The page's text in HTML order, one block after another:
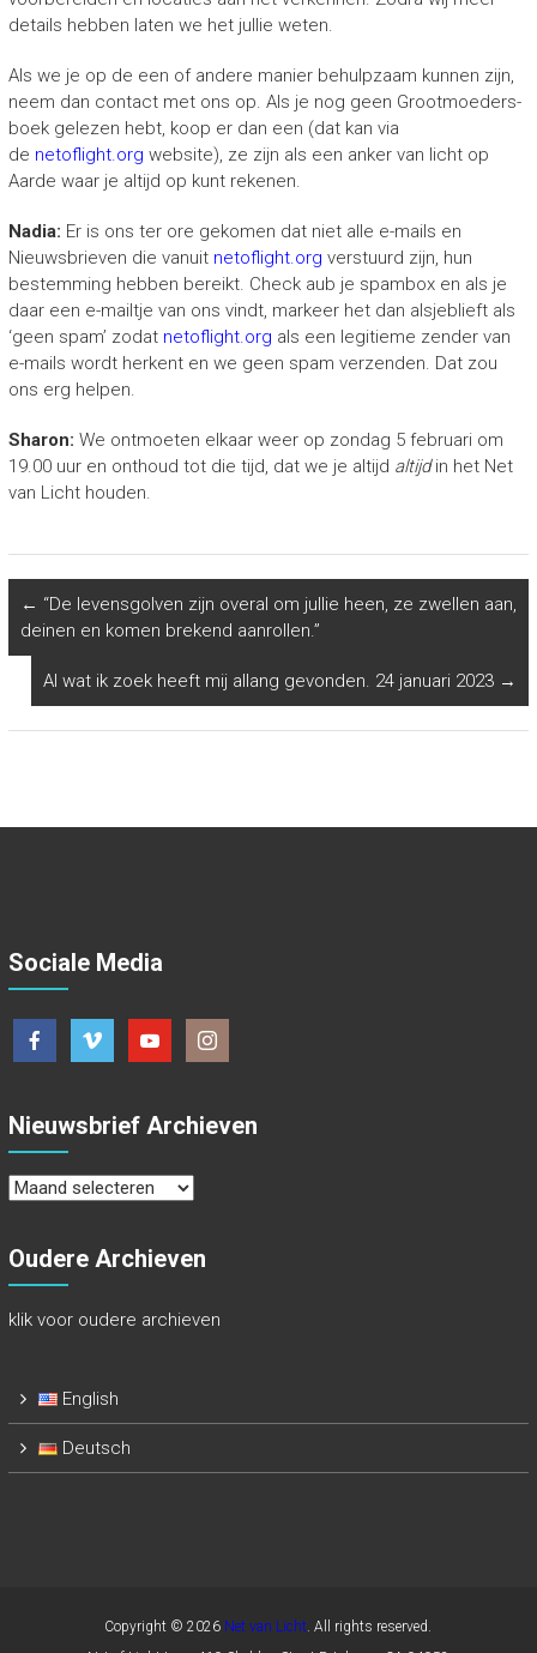
details hebben laten we het jullie weten.
Als we je op de een of andere manier behulpzaam kunnen zijn,
neem dan contact met ons op. Als je nog geen Grootmoeders-
boek gelezen hebt, koop er dan een (dat kan via
de netoflight.org website), ze zijn als een anker van licht op
Aarde waar je altijd op kunt rekenen.
Nadia: Er is ons ter ore gekomen dat niet alle e-mails en
Nieuwsbrieven die vanuit netoflight.org verstuurd zijn, hun
bestemming hebben bereikt. Check aub je spambox en als je
daar een e-mailtje van ons vindt, markeer het dan alsjeblieft als
‘geen spam’ zodat netoflight.org als een legitieme zender van
e-mails wordt herkent en we geen spam verzenden. Dat zou
ons erg helpen.
Sharon: We ontmoeten elkaar weer op zondag 5 februari om
19.00 uur en onthoud tot die tijd, dat we je altijd altijdin het Net
van Licht houden.
← “De levensgolven zijn overal om jullie heen, ze zwellen aan,
deinen en komen brekend aanrollen.”
Al wat ik zoek heeft mij allang gevonden. 24 januari 2023 →
Sociale Media
Nieuwsbrief Archieven
Nieuwsbrief
Oudere Archieven
klik voor oudere archieven
English
Deutsch
Copyright © 2026 Net van Licht . All rights reserved.